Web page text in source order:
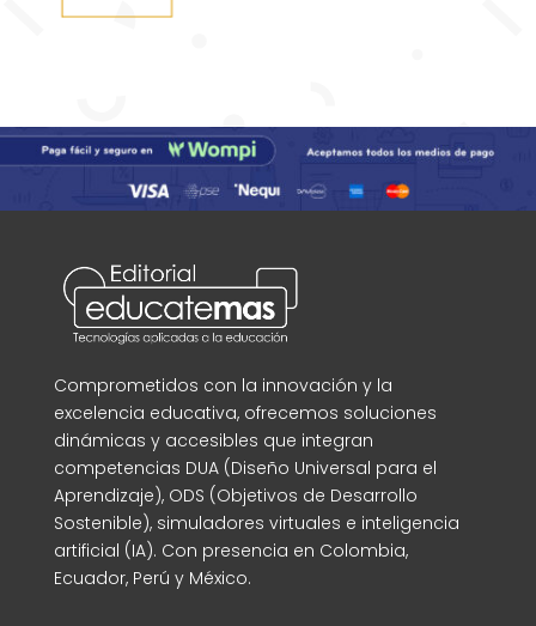
Comprometidos con la innovación y la
excelencia educativa, ofrecemos soluciones
dinámicas y accesibles que integran
competencias DUA (Diseño Universal para el
Aprendizaje), ODS (Objetivos de Desarrollo
Sostenible), simuladores virtuales e inteligencia
artificial (IA). Con presencia en Colombia,
Ecuador, Perú y México.